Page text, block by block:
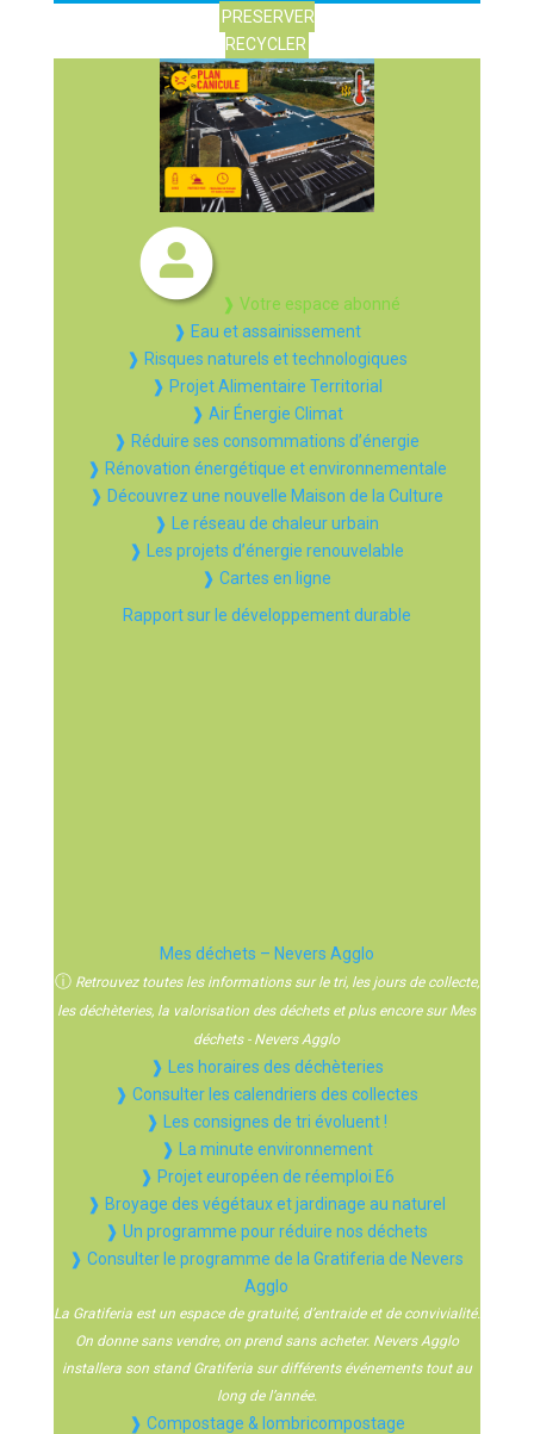
PRESERVER
RECYCLER
❱ Votre espace abonné
❱ Eau et assainissement
❱ Risques naturels et technologiques
❱ Projet Alimentaire Territorial
❱ Air Énergie Climat
❱ Réduire ses consommations d’énergie
❱ Rénovation énergétique et environnementale
❱ Découvrez une nouvelle Maison de la Culture
❱ Le réseau de chaleur urbain
❱ Les projets d’énergie renouvelable
❱ Cartes en ligne
Rapport sur le développement durable
Mes déchets – Nevers Agglo
ⓘ Retrouvez toutes les informations sur le tri, les jours de collecte,
les déchèteries, la valorisation des déchets et plus encore sur Mes
déchets - Nevers Agglo
❱ Les horaires des déchèteries
❱ Consulter les calendriers des collectes
❱ Les consignes de tri évoluent !
❱ La minute environnement
❱ Projet européen de réemploi E6
❱ Broyage des végétaux et jardinage au naturel
❱ Un programme pour réduire nos déchets
❱ Consulter le programme de la Gratiferia de Nevers
Agglo
La Gratiferia est un espace de gratuité, d’entraide et de convivialité.
On donne sans vendre, on prend sans acheter. Nevers Agglo
installera son stand Gratiferia sur différents événements tout au
long de l’année.
❱ Compostage & lombricompostage